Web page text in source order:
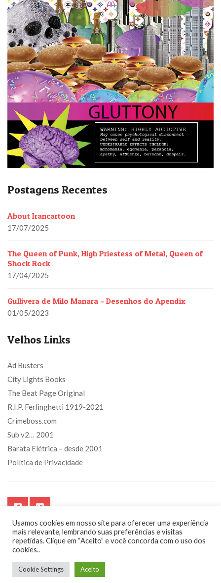
Postagens Recentes
About Irancartoon
17/07/2025
The Queen of Punk, High Priestess of Metal, Queen of
Shock Rock
17/04/2025
Gullivera de Milo Manara – Desenhos do Apendix
01/05/2023
Velhos Links
Ad Busters
City Lights Books
The Beat Page Original
R.I.P. Ferlinghetti 1919-2021
Crimeboss.com
Sub v2… 2001
Barata Elétrica – desde 2001
Política de Privacidade
Sub.art.br - Segurando o touro pelos chifres. Sempre!
Usamos cookies em nosso site para oferecer uma experiência
mais relevante, lembrando suas preferências e visitas
repetidas. Clique em “Aceito” e você concorda com o uso dos
cookies..
Cookie Settings Aceito